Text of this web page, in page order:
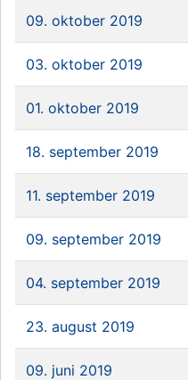
09. oktober 2019
03. oktober 2019
01. oktober 2019
18. september 2019
11. september 2019
09. september 2019
04. september 2019
23. august 2019
09. juni 2019